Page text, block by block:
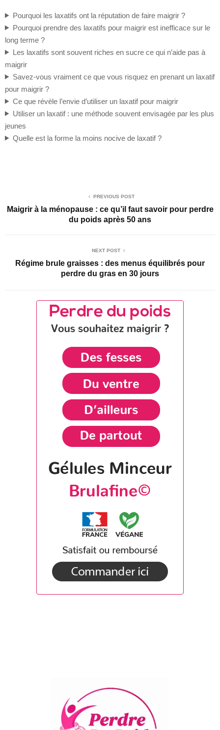
Pourquoi les laxatifs ont la réputation de faire maigrir ?
Pourquoi prendre des laxatifs pour maigrir est inefficace sur le
long terme ?
Les laxatifs sont souvent riches en sucre ce qui n’aide pas à
maigrir
Savez-vous vraiment ce que vous risquez en prenant un laxatif
pour maigrir ?
Ce que révèle l’envie d’utiliser un laxatif pour maigrir
Utiliser un laxatif : une méthode souvent envisagée par les plus
jeunes
Quelle est la forme la moins nocive de laxatif ?
PREVIOUS POST
Maigrir à la ménopause : ce qu’il faut savoir pour perdre
du poids après 50 ans
NEXT POST
Régime brule graisses : des menus équilibrés pour
perdre du gras en 30 jours